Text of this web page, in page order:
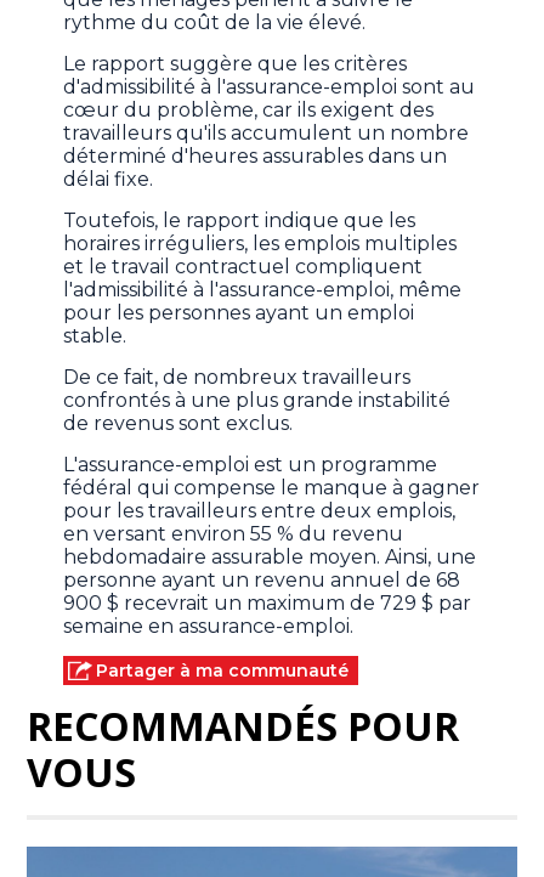
rythme du coût de la vie élevé.
Le rapport suggère que les critères
d'admissibilité à l'assurance-emploi sont au
cœur du problème, car ils exigent des
travailleurs qu'ils accumulent un nombre
déterminé d'heures assurables dans un
délai fixe.
Toutefois, le rapport indique que les
horaires irréguliers, les emplois multiples
et le travail contractuel compliquent
l'admissibilité à l'assurance-emploi, même
pour les personnes ayant un emploi
stable.
De ce fait, de nombreux travailleurs
confrontés à une plus grande instabilité
de revenus sont exclus.
L'assurance-emploi est un programme
fédéral qui compense le manque à gagner
pour les travailleurs entre deux emplois,
en versant environ 55 % du revenu
hebdomadaire assurable moyen. Ainsi, une
personne ayant un revenu annuel de 68
900 $ recevrait un maximum de 729 $ par
semaine en assurance-emploi.
Partager à ma communauté
RECOMMANDÉS POUR
VOUS